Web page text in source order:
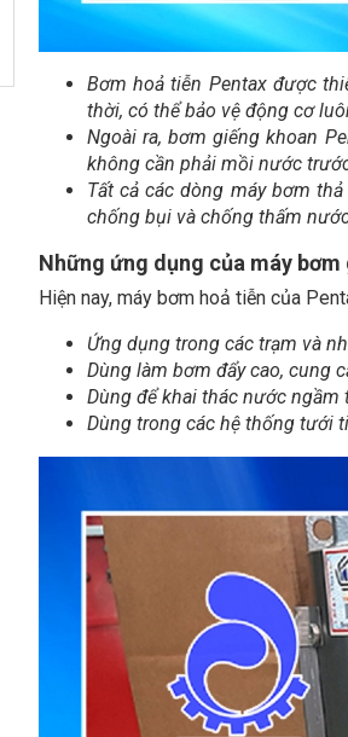
Bơm hoả tiễn Pentax được
thời, có thể bảo vệ động cơ
Ngoài ra, bơm giếng khoan
không cần phải mồi nước
Tất cả các dòng máy bơm
chống bụi và chống thấm
Những ứng dụng của máy
Hiện nay, máy bơm hoả tiễn của
Ứng dụng trong các trạm và
Dùng làm bơm đẩy cao, cung
Dùng để khai thác nước
Dùng trong các hệ thống tưới